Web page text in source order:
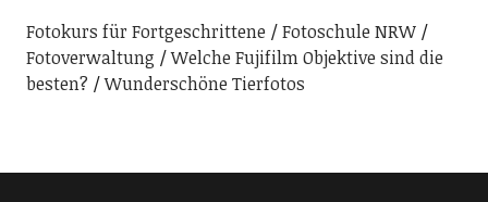
Fotokurs für Fortgeschrittene
Fotoschule NRW
Fotoverwaltung
Welche Fujifilm Objektive sind die
besten?
Wunderschöne Tierfotos